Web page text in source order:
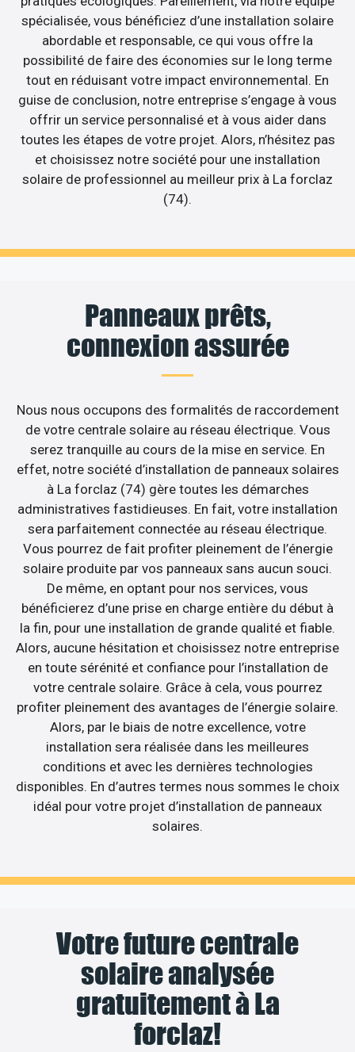
spécialisée, vous bénéficiez d’une installation solaire
abordable et responsable, ce qui vous offre la
possibilité de faire des économies sur le long terme
tout en réduisant votre impact environnemental. En
guise de conclusion, notre entreprise s’engage à vous
offrir un service personnalisé et à vous aider dans
toutes les étapes de votre projet. Alors, n’hésitez pas
et choisissez notre société pour une installation
solaire de professionnel au meilleur prix à La forclaz
(74).
Panneaux prêts,
connexion assurée
Nous nous occupons des formalités de raccordement
de votre centrale solaire au réseau électrique. Vous
serez tranquille au cours de la mise en service. En
effet, notre société d’installation de panneaux solaires
à La forclaz (74) gère toutes les démarches
administratives fastidieuses. En fait, votre installation
sera parfaitement connectée au réseau électrique.
Vous pourrez de fait profiter pleinement de l’énergie
solaire produite par vos panneaux sans aucun souci.
De même, en optant pour nos services, vous
bénéficierez d’une prise en charge entière du début à
la fin, pour une installation de grande qualité et fiable.
Alors, aucune hésitation et choisissez notre entreprise
en toute sérénité et confiance pour l’installation de
votre centrale solaire. Grâce à cela, vous pourrez
profiter pleinement des avantages de l’énergie solaire.
Alors, par le biais de notre excellence, votre
installation sera réalisée dans les meilleures
conditions et avec les dernières technologies
disponibles. En d’autres termes nous sommes le choix
idéal pour votre projet d’installation de panneaux
solaires.
Votre future centrale
solaire analysée
gratuitement à La
forclaz!